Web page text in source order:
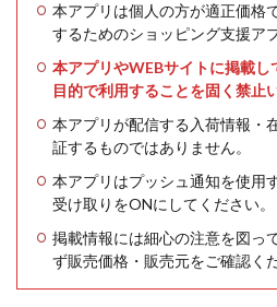
本アプリは個人の方が適正価格
するためのショッピング支援ア
本アプリやWEBサイトに掲載
目的で利用することを固く禁止
本アプリが配信する入荷情報・
証するものではありません。
本アプリはプッシュ通知を使用
受け取りをONにしてください。
掲載情報には細心の注意を図っ
ず販売価格・販売元をご確認く